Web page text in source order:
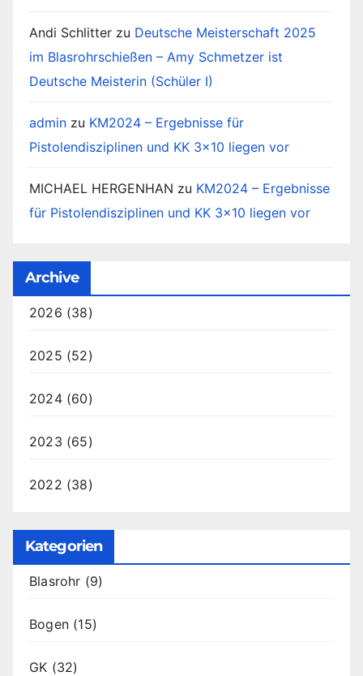
Andi Schlitter zu Deutsche Meisterschaft 2025
im Blasrohrschießen – Amy Schmetzer ist
Deutsche Meisterin (Schüler I)
admin zu KM2024 – Ergebnisse für
Pistolendisziplinen und KK 3×10 liegen vor
MICHAEL HERGENHAN zu KM2024 – Ergebnisse
für Pistolendisziplinen und KK 3×10 liegen vor
Archive
2026 (38)
2025 (52)
2024(60)
2023 (65)
2022 (38)
Kategorien
Blasrohr (9)
Bogen (15)
GK (32)